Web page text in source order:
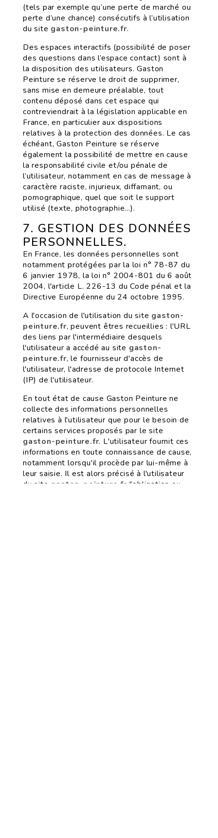
(tels par exemple qu’une perte de marché ou
perte d’une chance) consécutifs à l’utilisation
du site gaston-peinture.fr.
Des espaces interactifs (possibilité de poser
des questions dans l’espace contact) sont à
la disposition des utilisateurs. Gaston
Peinture se réserve le droit de supprimer,
sans mise en demeure préalable, tout
contenu déposé dans cet espace qui
contreviendrait à la législation applicable en
France, en particulier aux dispositions
relatives à la protection des données. Le cas
échéant, Gaston Peinture se réserve
également la possibilité de mettre en cause
la responsabilité civile et/ou pénale de
l’utilisateur, notamment en cas de message à
caractère raciste, injurieux, diffamant, ou
pornographique, quel que soit le support
utilisé (texte, photographie…).
7. GESTION DES DONNÉES
PERSONNELLES.
En France, les données personnelles sont
notamment protégées par la loi n° 78-87 du
6 janvier 1978, la loi n° 2004-801 du 6 août
2004, l'article L. 226-13 du Code pénal et la
Directive Européenne du 24 octobre 1995.
A l'occasion de l'utilisation du site gaston-
peinture.fr, peuvent êtres recueillies : l'URL
des liens par l'intermédiaire desquels
l'utilisateur a accédé au site gaston-
peinture.fr, le fournisseur d'accès de
l'utilisateur, l'adresse de protocole Internet
(IP) de l'utilisateur.
En tout état de cause Gaston Peinture ne
collecte des informations personnelles
relatives à l'utilisateur que pour le besoin de
certains services proposés par le site
gaston-peinture.fr. L'utilisateur fournit ces
informations en toute connaissance de cause,
notamment lorsqu'il procède par lui-même à
leur saisie. Il est alors précisé à l'utilisateur
du site gaston-peinture.fr l’obligation ou